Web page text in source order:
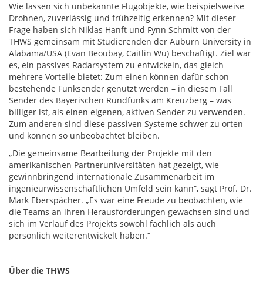
Wie lassen sich unbekannte Flugobjekte, wie beispielsweise
Drohnen, zuverlässig und frühzeitig erkennen? Mit dieser
Frage haben sich Niklas Hanft und Fynn Schmitt von der
THWS gemeinsam mit Studierenden der Auburn University in
Alabama/USA (Evan Beoubay, Caitlin Wu) beschäftigt. Ziel war
es, ein passives Radarsystem zu entwickeln, das gleich
mehrere Vorteile bietet: Zum einen können dafür schon
bestehende Funksender genutzt werden – in diesem Fall
Sender des Bayerischen Rundfunks am Kreuzberg – was
billiger ist, als einen eigenen, aktiven Sender zu verwenden.
Zum anderen sind diese passiven Systeme schwer zu orten
und können so unbeobachtet bleiben.
„Die gemeinsame Bearbeitung der Projekte mit den
amerikanischen Partneruniversitäten hat gezeigt, wie
gewinnbringend internationale Zusammenarbeit im
ingenieurwissenschaftlichen Umfeld sein kann“, sagt Prof. Dr.
Mark Eberspächer. „Es war eine Freude zu beobachten, wie
die Teams an ihren Herausforderungen gewachsen sind und
sich im Verlauf des Projekts sowohl fachlich als auch
persönlich weiterentwickelt haben.“
Über die THWS